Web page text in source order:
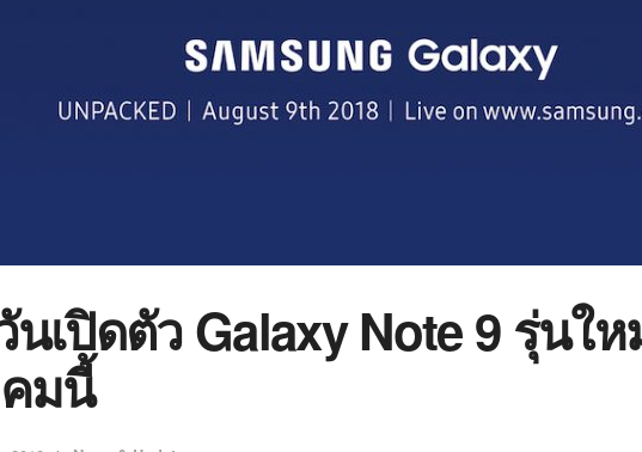
เปิดตัว Galaxy Note 9 รุ่นใ
มนี้